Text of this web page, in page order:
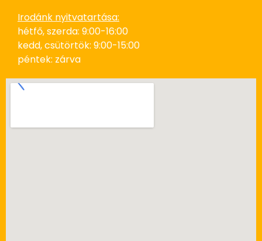
Irodánk nyitvatartása:
hétfő, szerda: 9:00-16:00
kedd, csütörtök: 9:00-15:00
péntek: zárva